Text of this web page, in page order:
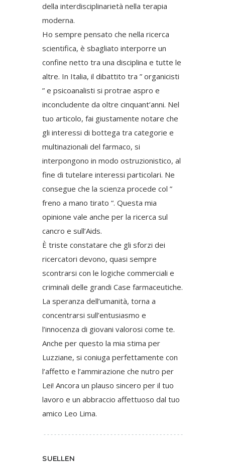
della interdisciplinarietà nella terapia
moderna.
Ho sempre pensato che nella ricerca
scientifica, è sbagliato interporre un
confine netto tra una disciplina e tutte le
altre. In Italia, il dibattito tra ” organicisti
” e psicoanalisti si protrae aspro e
inconcludente da oltre cinquant’anni. Nel
tuo articolo, fai giustamente notare che
gli interessi di bottega tra categorie e
multinazionali del farmaco, si
interpongono in modo ostruzionistico, al
fine di tutelare interessi particolari. Ne
consegue che la scienza procede col ”
freno a mano tirato “. Questa mia
opinione vale anche per la ricerca sul
cancro e sull’Aids.
È triste constatare che gli sforzi dei
ricercatori devono, quasi sempre
scontrarsi con le logiche commerciali e
criminali delle grandi Case farmaceutiche.
La speranza dell’umanità, torna a
concentrarsi sull’entusiasmo e
l’innocenza di giovani valorosi come te.
Anche per questo la mia stima per
Luzziane, si coniuga perfettamente con
l’affetto e l’ammirazione che nutro per
Lei! Ancora un plauso sincero per il tuo
lavoro e un abbraccio affettuoso dal tuo
amico Leo Lima.
SUELLEN